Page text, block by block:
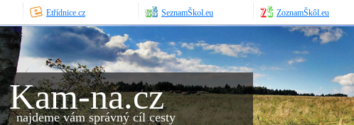
Etřídnice.cz SeznamŠkol.eu ZoznamŠkôl.eu
Kam-na.cz
najdeme vám správný cíl cesty